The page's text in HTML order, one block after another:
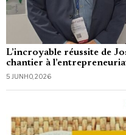
L’incroyable réussite de
chantier à
5 JUNHO, 2026